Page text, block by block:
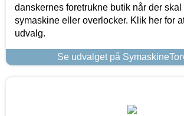
danskernes foretrukne butik når der
symaskine eller overlocker. Klik her for
udvalg.
Se udvalget på